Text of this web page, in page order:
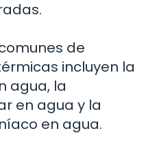
de
incluyen la
agua, la
en agua y la
en agua.